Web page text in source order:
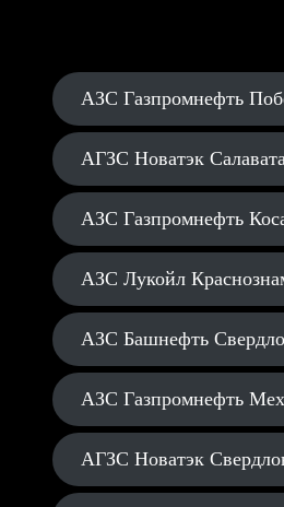
АЗС Газпромнефть
АГЗС Новатэк
АЗС Газпромнефть
АЗС Лукойл
АЗС Башнефть
АЗС Газпромнефть
АГЗС Новатэк